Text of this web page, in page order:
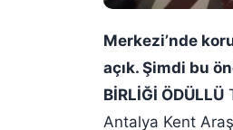
Merkezi’nde
açık. Şimdi bu
BİRLİĞİ ÖDÜLLÜ
Antalya Kent